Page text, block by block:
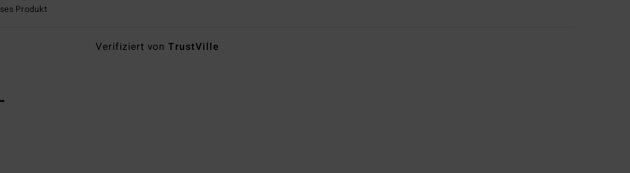
Produkt
Verifiziert vonTrustVille